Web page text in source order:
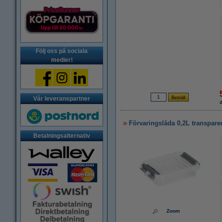
Följ oss på sociala
medier!
Vår leveranspartner
Betalningsalternativ
Förvaringslåda 0,2L
Zoom